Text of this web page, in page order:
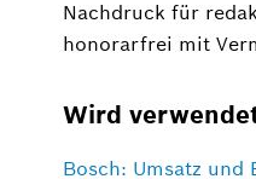
Nachdruck für
honorarfrei mit
Wird
Bosch: Umsatz und